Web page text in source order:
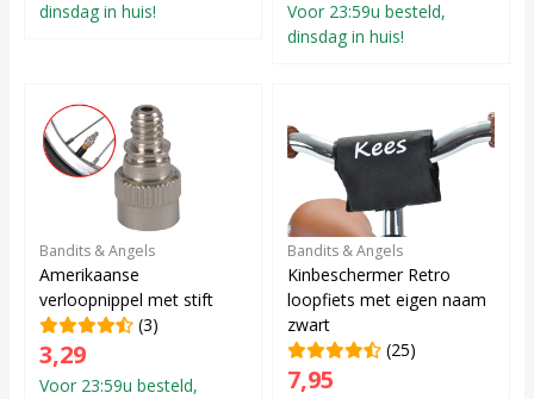
dinsdag in huis!
Voor 23:59u besteld,
dinsdag in huis!
Bandits & Angels
Amerikaanse
verloopnippel met stift
(3)
3,29
Voor 23:59u besteld,
Bandits & Angels
Kinbeschermer Retro
loopfiets met eigen naam
zwart
(25)
7,95